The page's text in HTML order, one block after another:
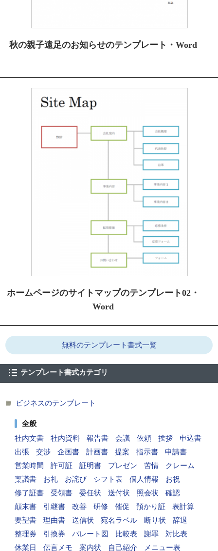
秋の親子遠足のお知らせのテンプレート・Word
ホームページのサイトマップのテンプレート02・
Word
無料のテンプレート書式一覧
テンプレート書式カテゴリ
ビジネスのテンプレート
全般
社内文書
社内資料 報告書 会議 依頼 挨拶
申込書
出張
交渉 企画書 計画書 提案 指示書
申請書
営業時間
許可証 証明書 プレゼン 苦情
クレーム
稟議書
お礼 お詫び シフト表 個人情報
お祝
修了証書
受領書 委任状 送付状 照会状
確認
顛末書
引継書 改善 研修 催促 預かり証
表計算
要望書
理由書 送信状 宛名ラベル 断り状
辞退
整理券
引換券 パレート図 比較表 謝罪
対比表
休業日
伝言メモ 案内状 自己紹介 メニュー表